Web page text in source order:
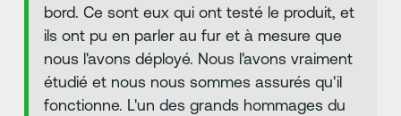
bord. Ce sont eux qui ont testé le produit, et
ils ont pu en parler au fur et à mesure que
nous l'avons déployé. Nous l'avons vraiment
étudié et nous nous sommes assurés qu'il
fonctionne. L'un des grands hommages du